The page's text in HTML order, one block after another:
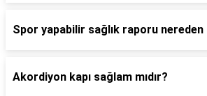
Spor yapabilir sağlık raporu nereden
Akordiyon kapı sağlam mıdır?